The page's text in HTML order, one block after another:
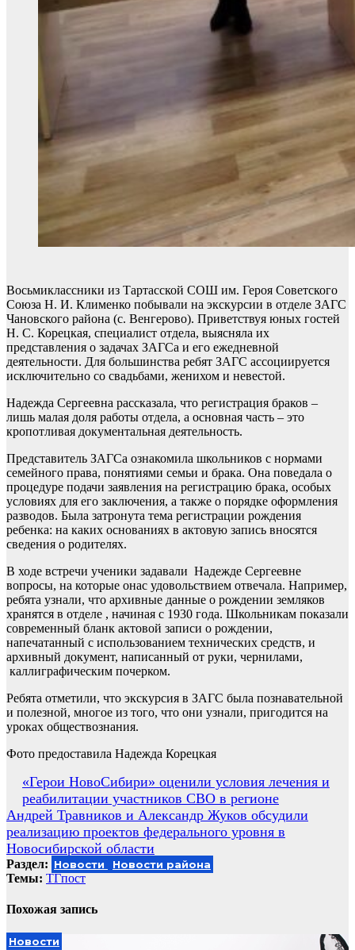
Восьмиклассники из Тартасской СОШ им. Героя Советского
Союза Н. И. Клименко побывали на экскурсии в отделе ЗАГС
Чановского района (с. Венгерово). Приветствуя юных гостей
Н. С. Корецкая, специалист отдела, выясняла их
представления о задачах ЗАГСа и его ежедневной
деятельности. Для большинства ребят ЗАГС ассоциируется
исключительно со свадьбами, женихом и невестой.
Надежда Сергеевна рассказала, что регистрация браков –
лишь малая доля работы отдела, а основная часть – это
кропотливая документальная деятельность.
Представитель ЗАГСа ознакомила школьников с нормами
семейного права, понятиями семьи и брака. Она поведала о
процедуре подачи заявления на регистрацию брака, особых
условиях для его заключения, а также о порядке оформления
разводов. Была затронута тема регистрации рождения
ребенка: на каких основаниях в актовую запись вносятся
сведения о родителях.
В ходе встречи ученики задавали Надежде Сергеевне
вопросы, на которые онас удовольствием отвечала. Например,
ребята узнали, что архивные данные о рождении земляков
хранятся в отделе , начиная с 1930 года. Школьникам показали
современный бланк актовой записи о рождении,
напечатанный с использованием технических средств, и
архивный документ, написанный от руки, чернилами,
каллиграфическим почерком.
Ребята отметили, что экскурсия в ЗАГС была познавательной
и полезной, многое из того, что они узнали, пригодится на
уроках обществознания.
Фото предоставила Надежда Корецкая
Навигация
по
записям
«Герои НовоСибири» оценили условия лечения и
реабилитации участников СВО в регионе
Андрей Травников и Александр Жуков обсудили
реализацию проектов федерального уровня в
Новосибирской области
Раздел: Новости Новости района
Темы: ТГпост
Похожая запись
Новости